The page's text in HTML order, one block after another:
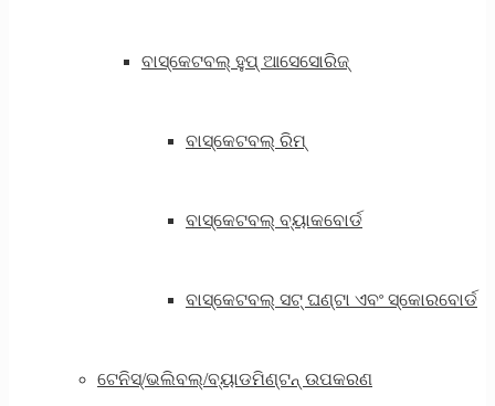
ବାସ୍କେଟବଲ୍ ହୁପ୍ ଆସେସୋରିଜ୍
ବାସ୍କେଟବଲ୍ ରିମ୍
ବାସ୍କେଟବଲ୍ ବ୍ୟାକବୋର୍ଡ
ବାସ୍କେଟବଲ୍ ସଟ୍ ଘଣ୍ଟା ଏବଂ ସ୍କୋରବୋର୍ଡ
ଟେନିସ୍/ଭଲିବଲ୍/ବ୍ୟାଡମିଣ୍ଟନ୍ ଉପକରଣ